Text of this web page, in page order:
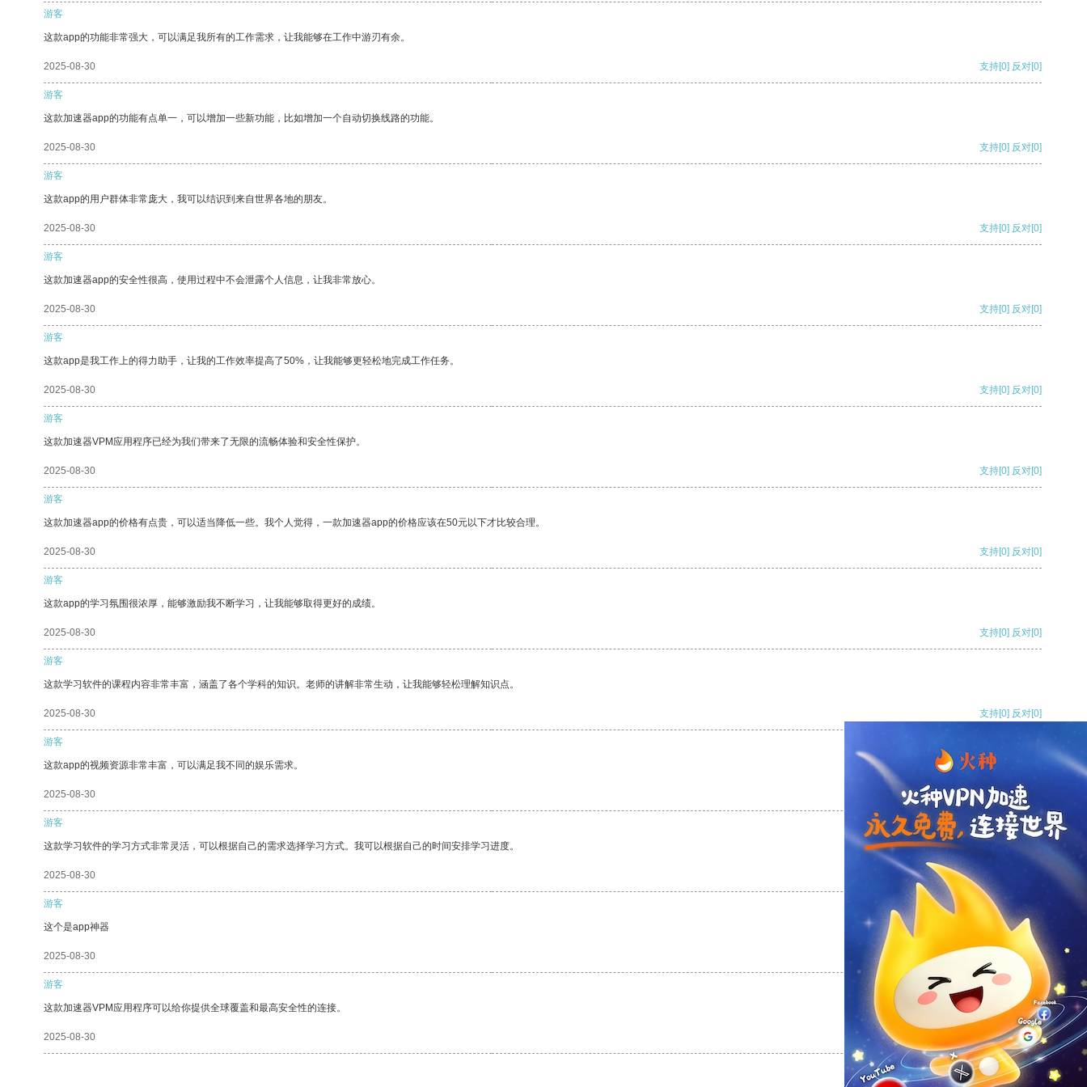
游客
这款app的功能非常强大，可以满足我所有的工作需求，让我能够在工作中游刃有余。
2025-08-30 支持[0] 反对[0]
游客
这款加速器app的功能有点单一，可以增加一些新功能，比如增加一个自动切换线路的功能。
2025-08-30 支持[0] 反对[0]
游客
这款app的用户群体非常庞大，我可以结识到来自世界各地的朋友。
2025-08-30 支持[0] 反对[0]
游客
这款加速器app的安全性很高，使用过程中不会泄露个人信息，让我非常放心。
2025-08-30 支持[0] 反对[0]
游客
这款app是我工作上的得力助手，让我的工作效率提高了50%，让我能够更轻松地完成工作任务。
2025-08-30 支持[0] 反对[0]
游客
这款加速器VPM应用程序已经为我们带来了无限的流畅体验和安全性保护。
2025-08-30 支持[0] 反对[0]
游客
这款加速器app的价格有点贵，可以适当降低一些。我个人觉得，一款加速器app的价格应该在50元以下才比较合理。
2025-08-30 支持[0] 反对[0]
游客
这款app的学习氛围很浓厚，能够激励我不断学习，让我能够取得更好的成绩。
2025-08-30 支持[0] 反对[0]
游客
这款学习软件的课程内容非常丰富，涵盖了各个学科的知识。老师的讲解非常生动，让我能够轻松理解知识点。
2025-08-30 支持[0] 反对[0]
游客
这款app的视频资源非常丰富，可以满足我不同的娱乐需求。
2025-08-30 支持[0] 反对
游客
这款学习软件的学习方式非常灵活，可以根据自己的需求选择学习方式。我可以根据自己的时间安排学习进度。
2025-08-30 支持
游客
这个是app神器
2025-08-30 反对 [0]
游客
这款加速器VPM应用程序可以给你提供全球覆盖和最高安全性的连接。
2025-08-30 支持[0] 反对[0]